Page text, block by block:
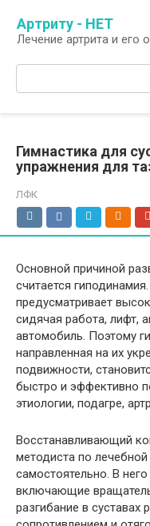
контенту
Артриту - НЕТ
Лечение артрита и его
Гимнастика для
упражнения для
ЛФК
Основной причиной
считается
предусматривает
сидячая работа, лифт,
автомобиль. Поэтому
направленная на их
подвижности,
быстро и эффективно
этиологии, подагре,
Восстанавливающий
методиста по
самостоятельно. В
включающие
разгибание в суставах